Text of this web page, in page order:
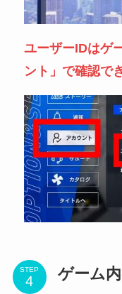
ユーザーIDはゲ
ント」で確認で
STEP
ゲーム